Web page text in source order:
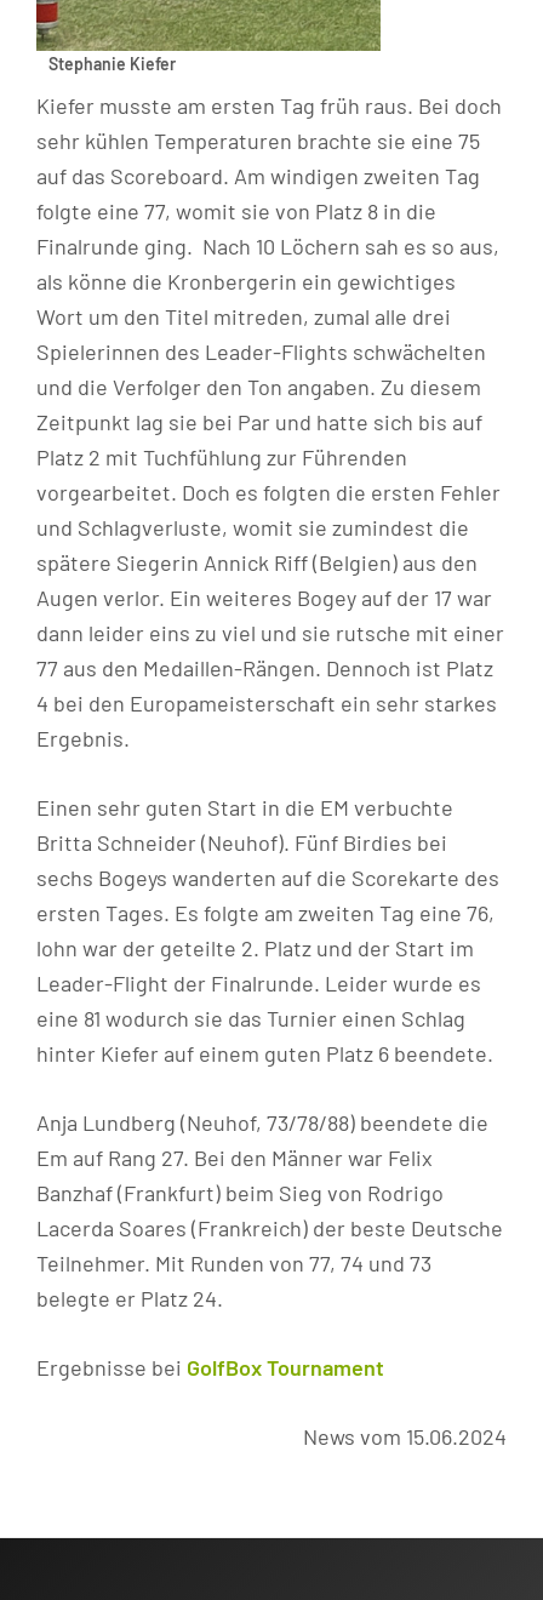
Stephanie Kiefer
Kiefer musste am ersten Tag früh raus. Bei doch
sehr kühlen Temperaturen brachte sie eine 75
auf das Scoreboard. Am windigen zweiten Tag
folgte eine 77, womit sie von Platz 8 in die
Finalrunde ging. Nach 10 Löchern sah es so aus,
als könne die Kronbergerin ein gewichtiges
Wort um den Titel mitreden, zumal alle drei
Spielerinnen des Leader-Flights schwächelten
und die Verfolger den Ton angaben. Zu diesem
Zeitpunkt lag sie bei Par und hatte sich bis auf
Platz 2 mit Tuchfühlung zur Führenden
vorgearbeitet. Doch es folgten die ersten Fehler
und Schlagverluste, womit sie zumindest die
spätere Siegerin Annick Riff (Belgien) aus den
Augen verlor. Ein weiteres Bogey auf der 17 war
dann leider eins zu viel und sie rutsche mit einer
77 aus den Medaillen-Rängen. Dennoch ist Platz
4 bei den Europameisterschaft ein sehr starkes
Ergebnis.
Einen sehr guten Start in die EM verbuchte
Britta Schneider (Neuhof). Fünf Birdies bei
sechs Bogeys wanderten auf die Scorekarte des
ersten Tages. Es folgte am zweiten Tag eine 76,
lohn war der geteilte 2. Platz und der Start im
Leader-Flight der Finalrunde. Leider wurde es
eine 81 wodurch sie das Turnier einen Schlag
hinter Kiefer auf einem guten Platz 6 beendete.
Anja Lundberg (Neuhof, 73/78/88) beendete die
Em auf Rang 27. Bei den Männer war Felix
Banzhaf (Frankfurt) beim Sieg von Rodrigo
Lacerda Soares (Frankreich) der beste Deutsche
Teilnehmer. Mit Runden von 77, 74 und 73
belegte er Platz 24.
Ergebnisse bei GolfBox Tournament
News vom 15.06.2024